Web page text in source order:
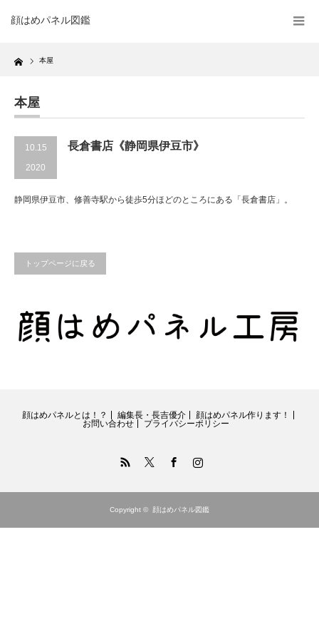
顔はめパネル図鑑
Home 本屋
本屋
10.15
2020
長倉書店《静岡県伊豆市》
静岡県伊豆市、修善寺駅から徒歩5分ほどのところにある「長倉書店」。
トップページに戻る
顔はめパネルとは！？ 編集長・長吉優介
顔はめパネル作ります！
お問い合わせ
プライバシーポリシー
FacebookInstagram
Copyright © 顔はめパネル図鑑